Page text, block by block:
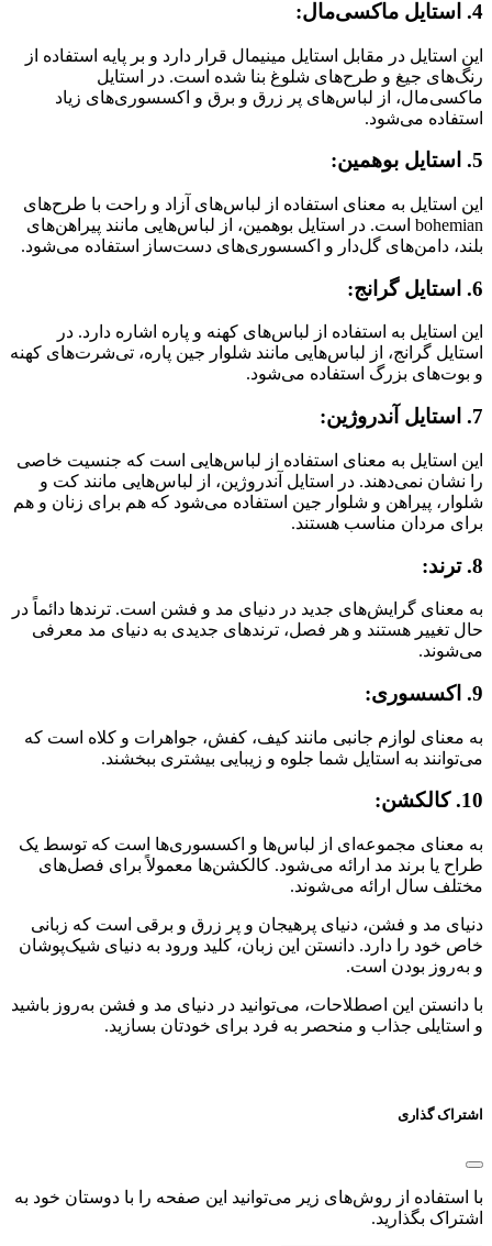
4. استایل ماکسی‌مال:
این استایل در مقابل استایل مینیمال قرار دارد و بر پایه استفاده از
رنگ‌های جیغ و طرح‌های شلوغ بنا شده است. در استایل
ماکسی‌مال، از لباس‌های پر زرق و برق و اکسسوری‌های زیاد
استفاده می‌شود.
5. استایل بوهمین:
این استایل به معنای استفاده از لباس‌های آزاد و راحت با طرح‌های
bohemian است. در استایل بوهمین، از لباس‌هایی مانند پیراهن‌های
بلند، دامن‌های گل‌دار و اکسسوری‌های دست‌ساز استفاده می‌شود.
6. استایل گرانج:
این استایل به استفاده از لباس‌های کهنه و پاره اشاره دارد. در
استایل گرانج، از لباس‌هایی مانند شلوار جین پاره، تی‌شرت‌های کهنه
و بوت‌های بزرگ استفاده می‌شود.
7. استایل آندروژین:
این استایل به معنای استفاده از لباس‌هایی است که جنسیت خاصی
را نشان نمی‌دهند. در استایل آندروژین، از لباس‌هایی مانند کت و
شلوار، پیراهن و شلوار جین استفاده می‌شود که هم برای زنان و هم
برای مردان مناسب هستند.
8. ترند:
به معنای گرایش‌های جدید در دنیای مد و فشن است. ترندها دائماً در
حال تغییر هستند و هر فصل، ترندهای جدیدی به دنیای مد معرفی
می‌شوند.
9. اکسسوری:
به معنای لوازم جانبی مانند کیف، کفش، جواهرات و کلاه است که
می‌توانند به استایل شما جلوه و زیبایی بیشتری ببخشند.
10. کالکشن:
به معنای مجموعه‌ای از لباس‌ها و اکسسوری‌ها است که توسط یک
طراح یا برند مد ارائه می‌شود. کالکشن‌ها معمولاً برای فصل‌های
مختلف سال ارائه می‌شوند.
دنیای مد و فشن، دنیای پرهیجان و پر زرق و برقی است که زبانی
خاص خود را دارد. دانستن این زبان، کلید ورود به دنیای شیک‌پوشان
و به‌روز بودن است.
با دانستن این اصطلاحات، می‌توانید در دنیای مد و فشن به‌روز باشید
و استایلی جذاب و منحصر به فرد برای خودتان بسازید.
اشتراک گذاری
با استفاده از روش‌های زیر می‌توانید این صفحه را با دوستان خود به
اشتراک بگذارید.